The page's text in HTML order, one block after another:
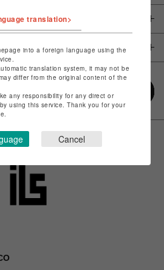
translation>
into a foreign language using the
translation system, it may not be
differ from the original content of the
any responsibility for any direct or
using this service. Thank you for your
Cancel